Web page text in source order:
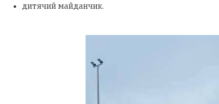
дитячий майданчик.